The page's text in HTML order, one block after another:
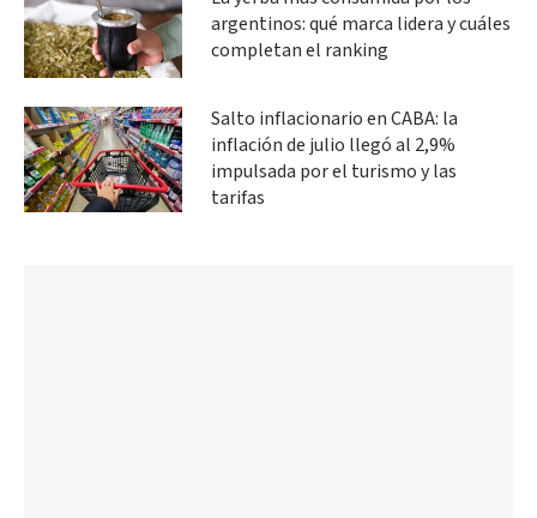
argentinos: qué marca lidera y cuáles
completan el ranking
Salto inflacionario en CABA: la
inflación de julio llegó al 2,9%
impulsada por el turismo y las
tarifas